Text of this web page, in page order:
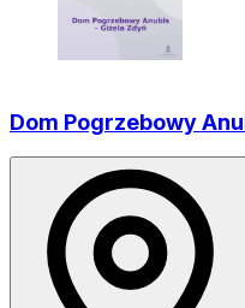
Dom Pogrzebowy